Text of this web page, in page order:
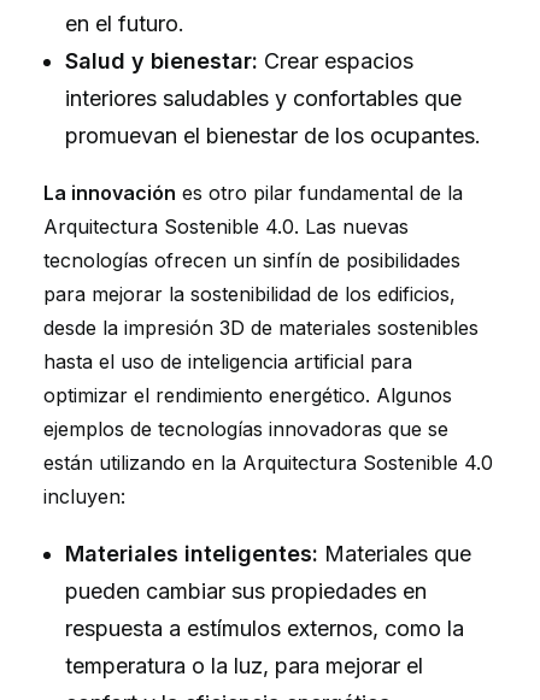
en el futuro.
Salud y bienestar: Crear espacios
interiores saludables y confortables que
promuevan el bienestar de los ocupantes.
La innovación es otro pilar fundamental de la
Arquitectura Sostenible 4.0. Las nuevas
tecnologías ofrecen un sinfín de posibilidades
para mejorar la sostenibilidad de los edificios,
desde la impresión 3D de materiales sostenibles
hasta el uso de inteligencia artificial para
optimizar el rendimiento energético. Algunos
ejemplos de tecnologías innovadoras que se
están utilizando en la Arquitectura Sostenible 4.0
incluyen:
Materiales inteligentes: Materiales que
pueden cambiar sus propiedades en
respuesta a estímulos externos, como la
temperatura o la luz, para mejorar el